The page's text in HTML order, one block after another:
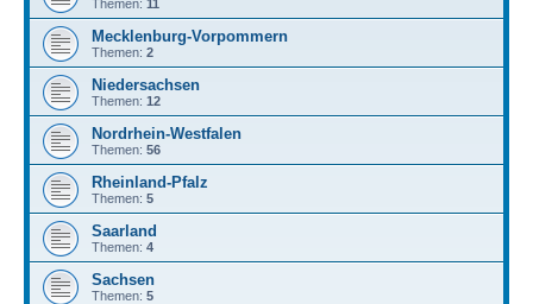
Themen: 11
Mecklenburg-Vorpommern
Themen: 2
Niedersachsen
Themen: 12
Nordrhein-Westfalen
Themen: 56
Rheinland-Pfalz
Themen: 5
Saarland
Themen: 4
Sachsen
Themen: 5